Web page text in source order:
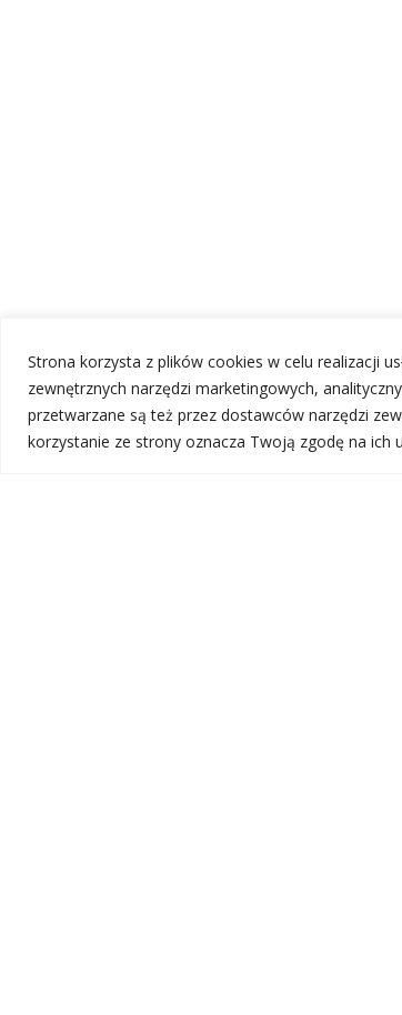
Strona korzysta z plików cookies w celu realizacji
zewnętrznych narzędzi marketingowych,
przetwarzane są też przez dostawców narzędzi
korzystanie ze strony oznacza Twoją zgodę na ich